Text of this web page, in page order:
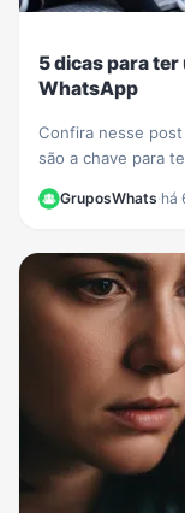
5 dicas para
WhatsApp
Confira nesse
são a chave para
GruposWhats·há